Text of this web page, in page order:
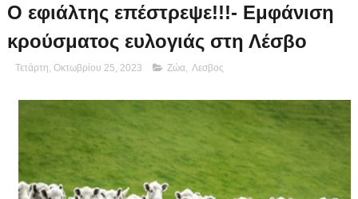
Ο εφιάλτης επέστρεψε!!!- Εμφάνιση
κρούσματος ευλογιάς στη Λέσβο
Τετάρτη, Οκτωβρίου 25, 2023 Ζώα, Λεσβος